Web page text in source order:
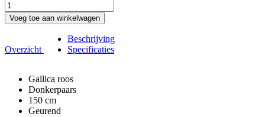
Voeg toe aan winkelwagen
Overzicht
Beschrijving
Specificaties
Gallica roos
Donkerpaars
150 cm
Geurend